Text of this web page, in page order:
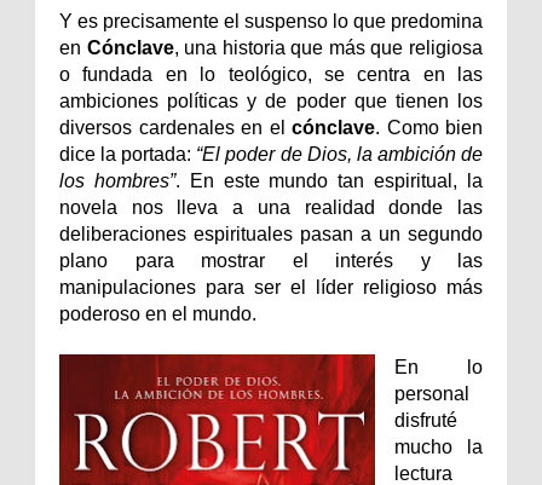
Y es precisamente el suspenso lo que predomina
en Cónclave, una historia que más que religiosa
o fundada en lo teológico, se centra en las
ambiciones políticas y de poder que tienen los
diversos cardenales en el cónclave. Como bien
dice la portada: “El poder de Dios, la ambición de
los hombres”. En este mundo tan espiritual, la
novela nos lleva a una realidad donde las
deliberaciones espirituales pasan a un segundo
plano para mostrar el interés y las
manipulaciones para ser el líder religioso más
poderoso en el mundo.
En lo
personal
disfruté
mucho la
lectura